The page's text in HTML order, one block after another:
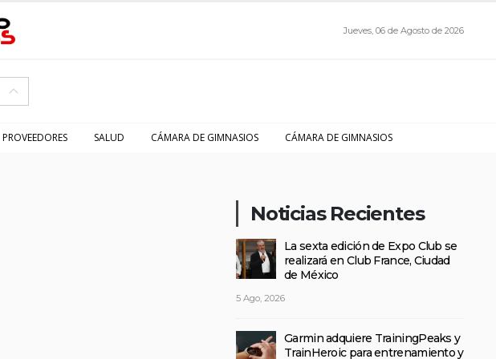
Jueves, 06 de Agosto de 2026
PROVEEDORES SALUD CÁMARA DE GIMNASIOS CÁMARA DE GIMNASIOS
Noticias Recientes
La sexta edición de Expo Club se
realizará en Club France, Ciudad
de México
5 Ago, 2026
Garmin adquiere TrainingPeaks y
TrainHeroic para entrenamiento y